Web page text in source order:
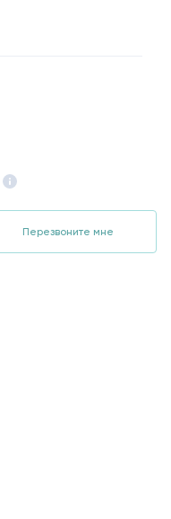
Перезвоните мне